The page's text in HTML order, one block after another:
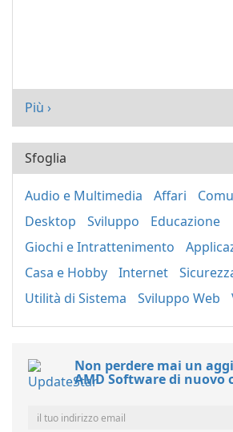
Più ›
Sfoglia
Audio e Multimedia Affari
Desktop
Sviluppo
Educazione
Giochi e Intrattenimento
Casa e Hobby
Internet
Utilità di Sistema
Sviluppo Web
Non perdere mai un
AMD Software di nuovo